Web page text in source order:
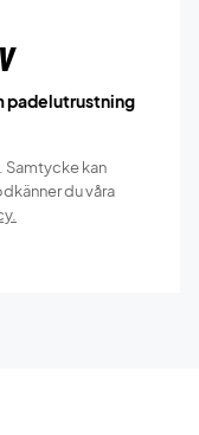
padelutrustning
Samtycke kan
du våra